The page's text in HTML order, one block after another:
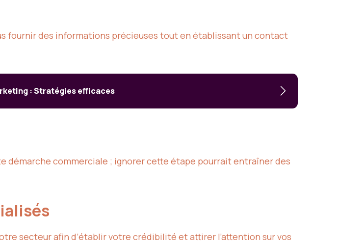
fournir des informations précieuses tout en établissant un contact
: Stratégies efficaces
démarche commerciale ; ignorer cette étape pourrait entraîner des
secteur afin d’établir votre crédibilité et attirer l’attention sur vos